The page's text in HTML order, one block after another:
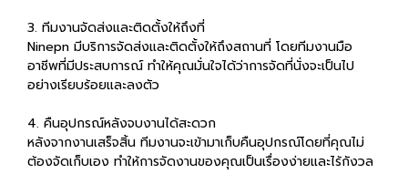
3. ทีมงานจัดส่งและติดตั้งให้ถึงที่
Ninepn มีบริการจัดส่งและติดตั้งให้ถึงสถานที่ โดยทีมงานมือ
อาชีพที่มีประสบการณ์ ทำให้คุณมั่นใจได้ว่าการจัดที่นั่งจะเป็นไป
อย่างเรียบร้อยและลงตัว
4. คืนอุปกรณ์หลังจบงานได้สะดวก
หลังจากงานเสร็จสิ้น ทีมงานจะเข้ามาเก็บคืนอุปกรณ์โดยที่คุณไม่
ต้องจัดเก็บเอง ทำให้การจัดงานของคุณเป็นเรื่องง่ายและไร้กังวล